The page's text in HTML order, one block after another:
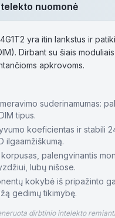
nuomonė
yra itin lankstus ir
Dirbant su šiais
apkrovoms.
suderinamumas:
tipus.
koeficientas ir stabili
ilgaamžiškumą.
palengvinantis
lubų nišose.
kokybė iš pripažinto
gedimų tikimybę.
dirbtinio intelekto